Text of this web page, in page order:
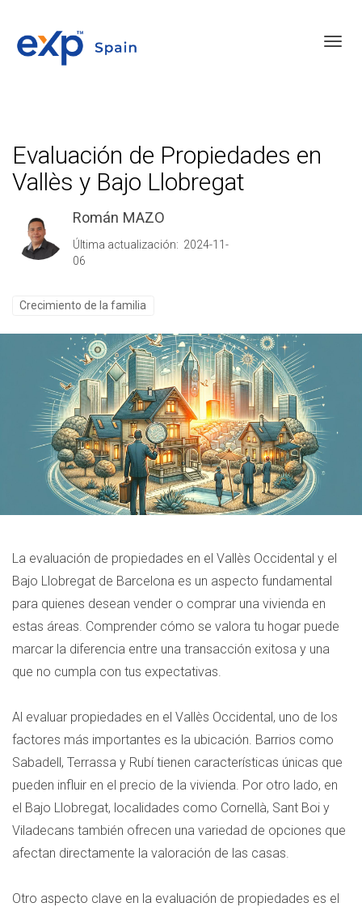
Evaluación de Propiedades en
Vallès y Bajo Llobregat
Román MAZO
Última actualización: 2024-11-
06
Crecimiento de la familia
La evaluación de propiedades en el Vallès Occidental y el
Bajo Llobregat de Barcelona es un aspecto fundamental
para quienes desean vender o comprar una vivienda en
estas áreas. Comprender cómo se valora tu hogar puede
marcar la diferencia entre una transacción exitosa y una
que no cumpla con tus expectativas.
Al evaluar propiedades en el Vallès Occidental, uno de los
factores más importantes es la ubicación. Barrios como
Sabadell, Terrassa y Rubí tienen características únicas que
pueden influir en el precio de la vivienda. Por otro lado, en
el Bajo Llobregat, localidades como Cornellà, Sant Boi y
Viladecans también ofrecen una variedad de opciones que
afectan directamente la valoración de las casas.
Otro aspecto clave en la evaluación de propiedades es el